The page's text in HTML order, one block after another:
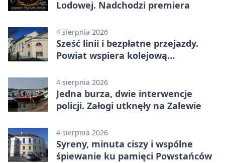
Lodowej. Nadchodzi premiera
4 sierpnia 2026
Sześć linii i bezpłatne przejazdy.
Powiat wspiera kolejową
4 sierpnia 2026
Jedna burza, dwie interwencje
policji. Załogi utknęły na Zalewie
4 sierpnia 2026
Syreny, minuta ciszy i wspólne
śpiewanie ku pamięci Powstańców